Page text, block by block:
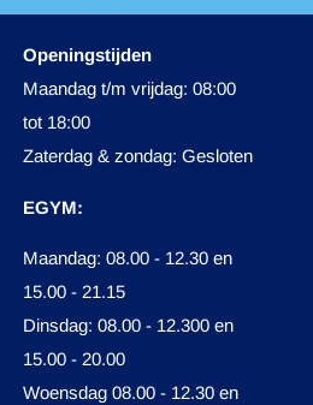
Openingstijden
Maandag t/m vrijdag: 08:00
tot 18:00
Zaterdag & zondag: Gesloten
EGYM:
Maandag: 08.00 - 12.30 en
15.00 - 21.15
Dinsdag: 08.00 - 12.300 en
15.00 - 20.00
Woensdag 08.00 - 12.30 en